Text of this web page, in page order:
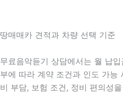
땅매매카 견적과 차량 선택 기준
무료음악듣기 상담에서는 월 납
부에 따라 계약 조건과 인도 가
비 부담, 보험 조건, 정비 편의성